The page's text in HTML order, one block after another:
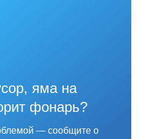
яма на
фонарь?
— сообщите о